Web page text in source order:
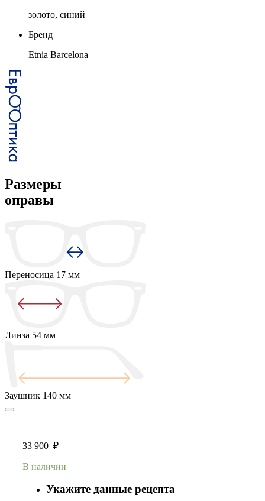
золото, синий
Бренд
Etnia Barcelona
Размеры
оправы
Переносица 17 мм
Линза 54 мм
Заушник 140 мм
33 900 ₽
В наличии
Укажите данные рецепта